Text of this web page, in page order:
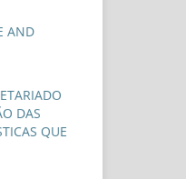
AND
DAS
QUE